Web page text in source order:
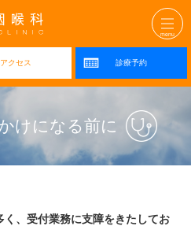
アクセス 診療予約
けになる前に
、受付業務に支障をきたしてお